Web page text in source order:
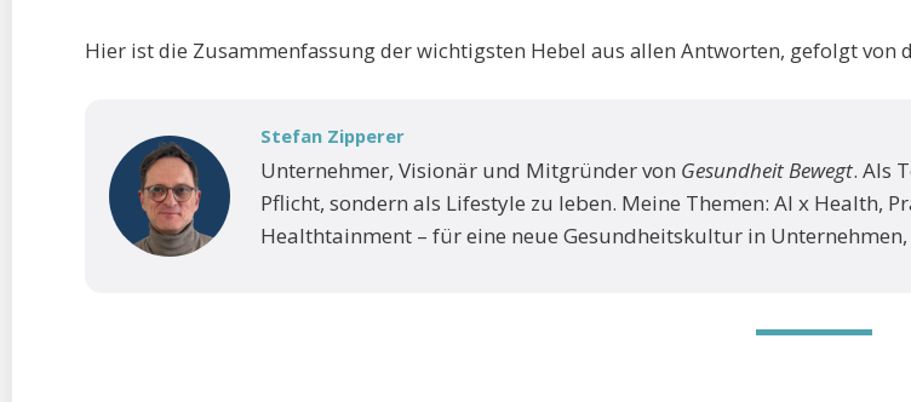
Hier ist die Zusammenfassung der wichtigsten Hebel aus allen Antworten, gefolgt von
Stefan Zipperer
Unternehmer, Visionär und Mitgründer von Gesundheit Bewegt. Als
Pflicht, sondern als Lifestyle zu leben. Meine Themen: AI x Health,
Healthtainment – für eine neue Gesundheitskultur in